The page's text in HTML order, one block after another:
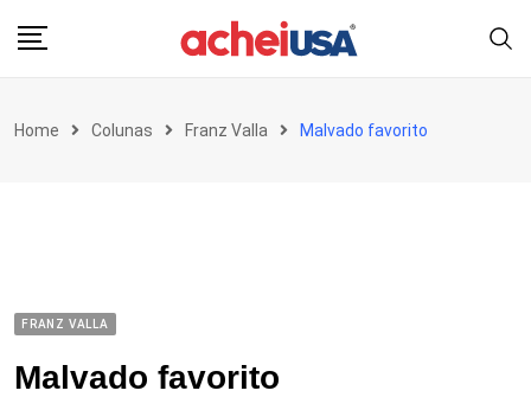
Home Colunas Franz Valla Malvado favorito
FRANZ VALLA
Malvado favorito